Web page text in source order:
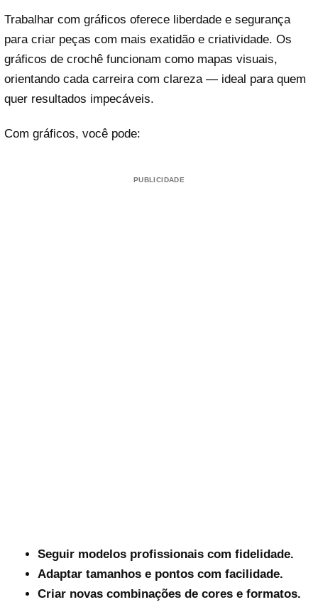
Trabalhar com gráficos oferece liberdade e segurança
para criar peças com mais exatidão e criatividade. Os
gráficos de crochê funcionam como mapas visuais,
orientando cada carreira com clareza — ideal para quem
quer resultados impecáveis.
Com gráficos, você pode:
PUBLICIDADE
Seguir modelos profissionais com fidelidade.
Adaptar tamanhos e pontos com facilidade.
Criar novas combinações de cores e formatos.